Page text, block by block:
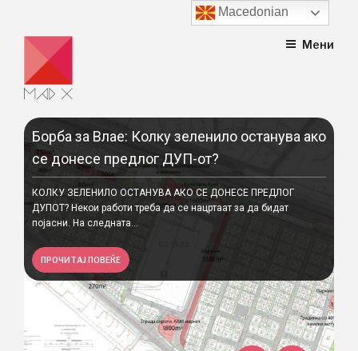
content
Мени
Борба за Влае: Колку зеленило останува ако
се донесе предлог ДУП-от?
КОЛКУ ЗЕЛЕНИЛО ОСТАНУВА АКО СЕ ДОНЕСЕ ПРЕДЛОГ
ДУПОТ? Некои работи треба да се нацртаат за да бидат
појасни. На следната...
ПРОЧИТАЈ ПОВЕЌЕ
Macedonian